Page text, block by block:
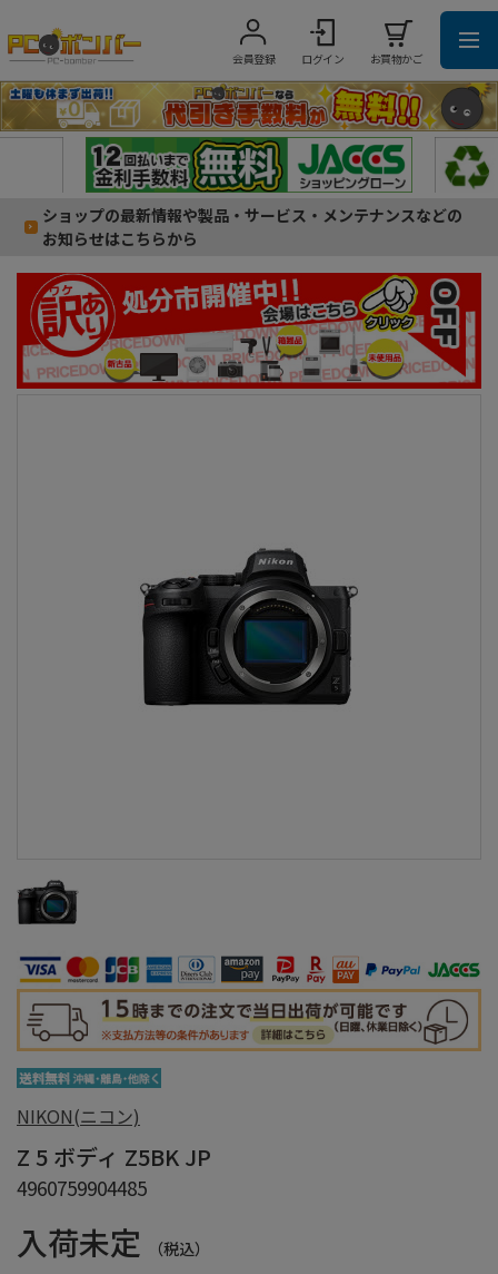
会員登録 ログイン お買物かご
ショップの最新情報や製品・サービス・メンテナンスなどの
お知らせはこちらから
NIKON(ニコン)
Z 5 ボディ Z5BK JP
4960759904485
入荷未定 （税込）